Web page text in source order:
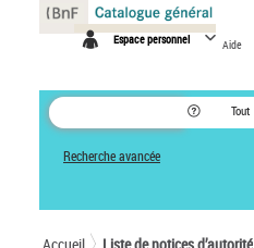
Espace personnel Aide
Tout
Recherche avancée
Panneau de gestion des cookies